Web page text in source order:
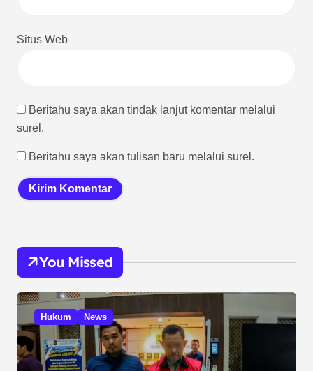
Situs Web
Beritahu saya akan tindak lanjut komentar melalui
surel.
Beritahu saya akan tulisan baru melalui surel.
You Missed
Hukum News